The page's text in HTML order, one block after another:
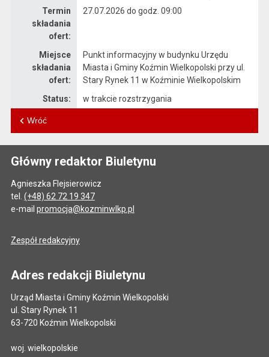
Termin
składania
ofert:
27.07.2026 do godz. 09:00
Miejsce
składania
ofert:
Punkt informacyjny w budynku Urzędu
Miasta i Gminy Koźmin Wielkopolski przy ul.
Stary Rynek 11 w Koźminie Wielkopolskim
Status:
w trakcie rozstrzygania
Wróć
Główny redaktor Biuletynu
Agnieszka Flejsierowicz
tel. (+48) 62 72 19 347
e-mail promocja@kozminwlkp.pl
Zespół redakcyjny
Adres redakcji Biuletynu
Urząd Miasta i Gminy Koźmin Wielkopolski
ul. Stary Rynek 11
63-720 Koźmin Wielkopolski
woj. wielkopolskie